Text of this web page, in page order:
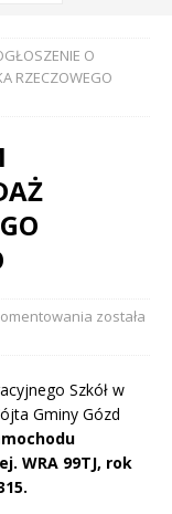
O
RZECZOWEGO
została
Szkół w
Gminy Gózd
WRA 99TJ, rok